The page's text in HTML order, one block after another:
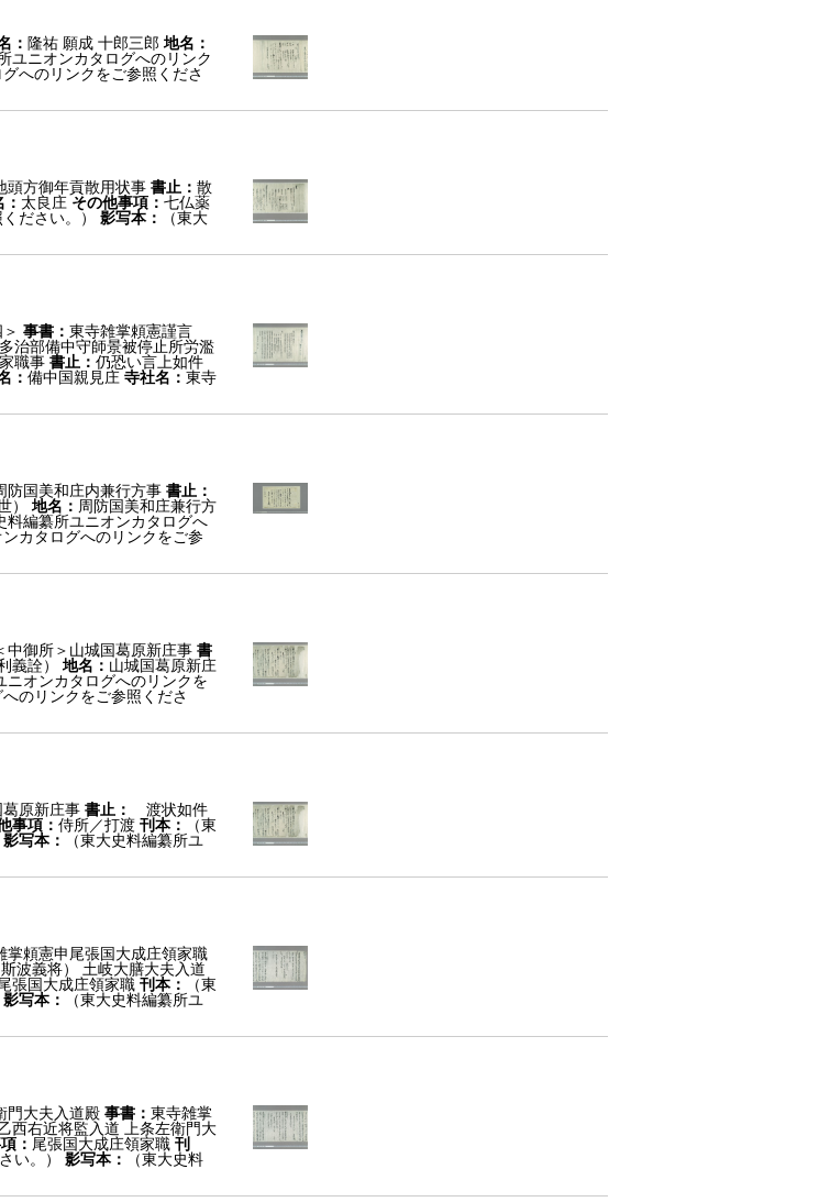
： 隆祐 願成 十郎三郎 地名：
ユニオンカタログへのリンク
へのリンクをご参照くださ
方御年貢散用状事 書止： 散
太良庄 その他事項： 七仏薬
ださい。） 影写本：
（東大
事書： 東寺雑掌頼憲謹言
治部備中守師景被停止所労濫
職事 書止： 仍恐い言上如件
： 備中国親見庄 寺社名： 東寺
防国美和庄内兼行方事 書止：
） 地名： 周防国美和庄兼行方
料編纂所ユニオンカタログへ
ンカタログへのリンクをご参
中御所＞山城国葛原新庄事 書
義詮） 地名： 山城国葛原新庄
ニオンカタログへのリンクを
のリンクをご参照くださ
原新庄事 書止：
渡状如件
事項： 侍所／打渡 刊本：
（東
影写本：
（東大史料編纂所ユ
掌頼憲申尾張国大成庄領家職
波義将） 土岐大膳大夫入道
張国大成庄領家職 刊本：
（東
影写本：
（東大史料編纂所ユ
門大夫入道殿 事書： 東寺雑掌
西右近将監入道 上条左衛門大
： 尾張国大成庄領家職 刊
い。） 影写本：
（東大史料